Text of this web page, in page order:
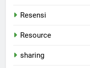
Resensi
Resource
sharing